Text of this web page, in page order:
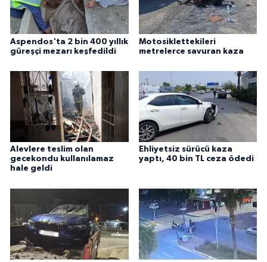
Aspendos'ta 2 bin 400 yıllık
güreşçi mezarı keşfedildi
Motosiklettekileri
metrelerce savuran kaza
Alevlere teslim olan
gecekondu kullanılamaz
hale geldi
Ehliyetsiz sürücü kaza
yaptı, 40 bin TL ceza ödedi